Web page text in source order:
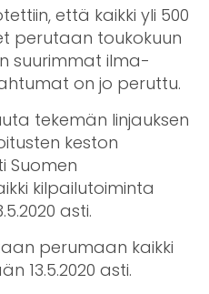
että kaikki yli 500
perutaan toukokuun
suurimmat ilma-
on jo peruttu.
tekemän linjauksen
keston
Suomen
kilpailutoiminta
asti.
perumaan kaikki
13.5.2020 asti.